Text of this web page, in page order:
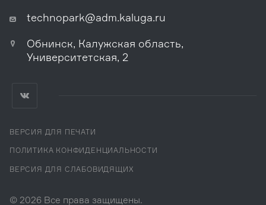
technopark@adm.kaluga.ru
Обнинск, Калужская область,
Университетская, 2
ВЕРСИЯ ДЛЯ ПЕЧАТИ
ПОЛИТИКА КОНФИДЕНЦИАЛЬНОСТИ
ВЕРСИЯ ДЛЯ СЛАБОВИДЯЩИХ
© 2026 Все права защищены.